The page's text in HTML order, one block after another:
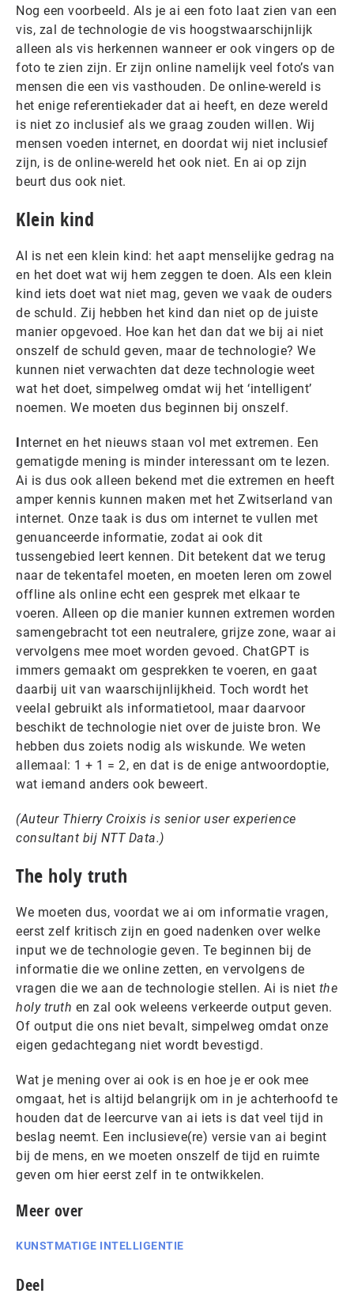
Nog een voorbeeld. Als je ai een foto laat zien van een
vis, zal de technologie de vis hoogstwaarschijnlijk
alleen als vis herkennen wanneer er ook vingers op de
foto te zien zijn. Er zijn online namelijk veel foto’s van
mensen die een vis vasthouden. De online-wereld is
het enige referentiekader dat ai heeft, en deze wereld
is niet zo inclusief als we graag zouden willen. Wij
mensen voeden internet, en doordat wij niet inclusief
zijn, is de online-wereld het ook niet. En ai op zijn
beurt dus ook niet.
Klein kind
AI is net een klein kind: het aapt menselijke gedrag na
en het doet wat wij hem zeggen te doen. Als een klein
kind iets doet wat niet mag, geven we vaak de ouders
de schuld. Zij hebben het kind dan niet op de juiste
manier opgevoed. Hoe kan het dan dat we bij ai niet
onszelf de schuld geven, maar de technologie? We
kunnen niet verwachten dat deze technologie weet
wat het doet, simpelweg omdat wij het ‘intelligent’
noemen. We moeten dus beginnen bij onszelf.
Internet en het nieuws staan vol met extremen. Een
gematigde mening is minder interessant om te lezen.
Ai is dus ook alleen bekend met die extremen en heeft
amper kennis kunnen maken met het Zwitserland van
internet. Onze taak is dus om internet te vullen met
genuanceerde informatie, zodat ai ook dit
tussengebied leert kennen. Dit betekent dat we terug
naar de tekentafel moeten, en moeten leren om zowel
offline als online echt een gesprek met elkaar te
voeren. Alleen op die manier kunnen extremen worden
samengebracht tot een neutralere, grijze zone, waar ai
vervolgens mee moet worden gevoed. ChatGPT is
immers gemaakt om gesprekken te voeren, en gaat
daarbij uit van waarschijnlijkheid. Toch wordt het
veelal gebruikt als informatietool, maar daarvoor
beschikt de technologie niet over de juiste bron. We
hebben dus zoiets nodig als wiskunde. We weten
allemaal: 1 + 1 = 2, en dat is de enige antwoordoptie,
wat iemand anders ook beweert.
(Auteur Thierry Croixis is senior user experience
consultant bij NTT Data.)
The holy truth
We moeten dus, voordat we ai om informatie vragen,
eerst zelf kritisch zijn en goed nadenken over welke
input we de technologie geven. Te beginnen bij de
informatie die we online zetten, en vervolgens de
vragen die we aan de technologie stellen. Ai is niet the
holy truth en zal ook weleens verkeerde output geven.
Of output die ons niet bevalt, simpelweg omdat onze
eigen gedachtegang niet wordt bevestigd.
Wat je mening over ai ook is en hoe je er ook mee
omgaat, het is altijd belangrijk om in je achterhoofd te
houden dat de leercurve van ai iets is dat veel tijd in
beslag neemt. Een inclusieve(re) versie van ai begint
bij de mens, en we moeten onszelf de tijd en ruimte
geven om hier eerst zelf in te ontwikkelen.
Meer over
KUNSTMATIGE INTELLIGENTIE
Deel